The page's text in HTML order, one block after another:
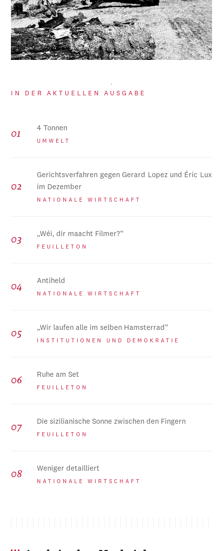
IN DER AKTUELLEN AUSGABE
4 Tonnen
UMWELT
Gerichtsverfahren gegen Gerard Lopez und Éric Lux
im Dezember
NATIONALE WIRTSCHAFT
„Wéi, dir maacht Filmer?“
FEUILLETON
Antiheld
NATIONALE WIRTSCHAFT
„Wir laufen alle im selben Hamsterrad“
INSTITUTIONEN UND DEMOKRATIE
Ruhe am Set
FEUILLETON
Die sizilianische Sonne zwischen den Fingern
FEUILLETON
Weniger detailliert
NATIONALE WIRTSCHAFT